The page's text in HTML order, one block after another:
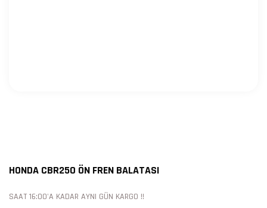
HONDA CBR250 ÖN FREN BALATASI
SAAT 16:00'A KADAR AYNI GÜN KARGO !!